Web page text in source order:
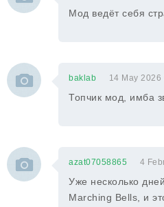
Мод ведёт себя
baklab 14 May 2026
Топчик мод, имба
azat07058865 4
Уже несколько
Marching Bells, и